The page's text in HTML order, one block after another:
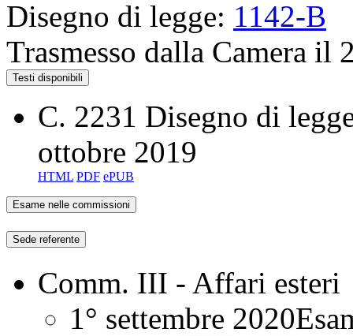
Disegno di legge: 1142-B
Trasmesso dalla Camera il
Testi disponibili
C. 2231 Disegno di
ottobre 2019
HTML PDF ePUB
Esame nelle commissioni
Sede referente
Comm. III - Affari esteri
1° settembre 2020